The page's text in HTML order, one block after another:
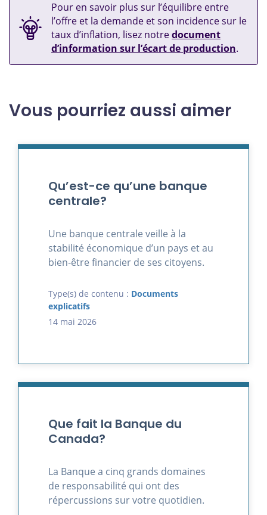
Pour en savoir plus sur l’équilibre entre
l’offre et la demande et son incidence sur le
taux d’inflation, lisez notredocument
d’information sur l’écart de production.
Vous pourriez aussi aimer
Qu’est-ce qu’une banque
centrale?
Une banque centrale veille à la
stabilité économique d’un pays et au
bien‑être financier de ses citoyens.
Type(s) de contenu : Documents
explicatifs
14 mai 2026
Que fait la Banque du
Canada?
La Banque a cinq grands domaines
de responsabilité qui ont des
répercussions sur votre quotidien.